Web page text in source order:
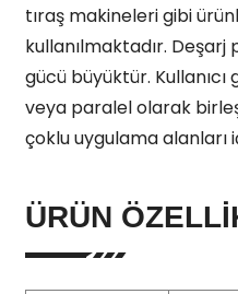
tıraş makineleri gibi
kullanılmaktadır. Deşarj
gücü büyüktür.
veya paralel olarak
çoklu uygulama alanları
ÜRÜN